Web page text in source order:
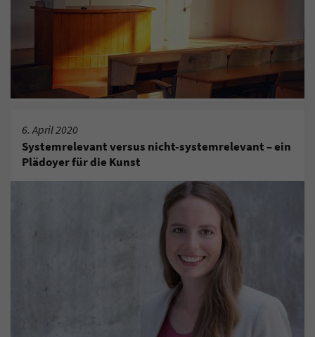
6. April 2020
Systemrelevant versus nicht-systemrelevant – ein
Plädoyer für die Kunst